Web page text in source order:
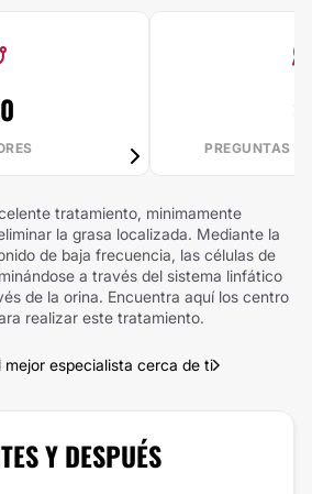
PREGUNTAS
tratamiento, minimamente
la grasa localizada. Mediante la
de baja frecuencia, las células de
a través del sistema linfático
de la orina. Encuentra aquí los centro
realizar este tratamiento.
mejor especialista cerca de ti
Y DESPUÉS